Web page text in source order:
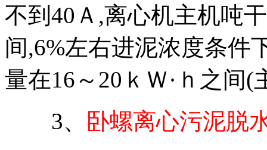
不到40Ａ,离心机主机吨
间,6%左右进泥浓度条件
量在16～20ｋＷ·ｈ之间
3、
卧螺离心污泥脱